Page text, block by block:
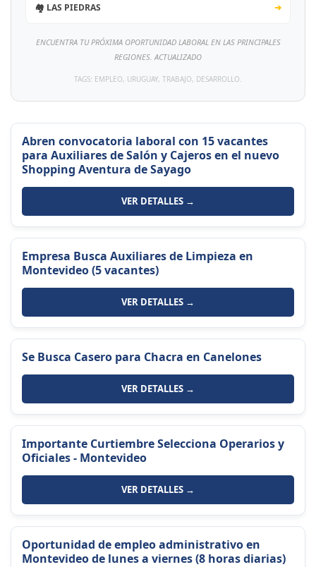
🏘️ LAS PIEDRAS ➔
ENCUENTRA TU PRÓXIMA OPORTUNIDAD LABORAL EN LAS PRINCIPALES
REGIONES. ACTUALIZADO
TAGS: EMPLEO, URUGUAY, TRABAJO, DESARROLLO.
Abren convocatoria laboral con 15 vacantes
para Auxiliares de Salón y Cajeros en el nuevo
Shopping Aventura de Sayago
VER DETALLES →
Empresa Busca Auxiliares de Limpieza en
Montevideo (5 vacantes)
VER DETALLES →
Se Busca Casero para Chacra en Canelones
VER DETALLES →
Importante Curtiembre Selecciona Operarios y
Oficiales - Montevideo
VER DETALLES →
Oportunidad de empleo administrativo en
Montevideo de lunes a viernes (8 horas diarias)